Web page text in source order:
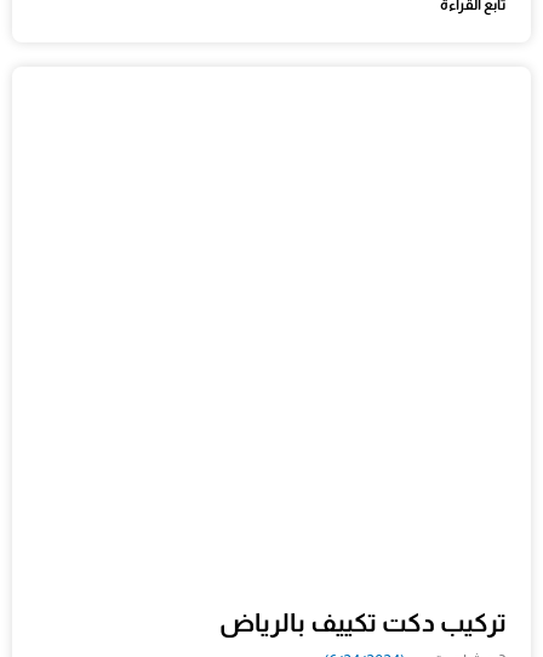
تابع القراءة
تركيب دكت تكييف بالرياض